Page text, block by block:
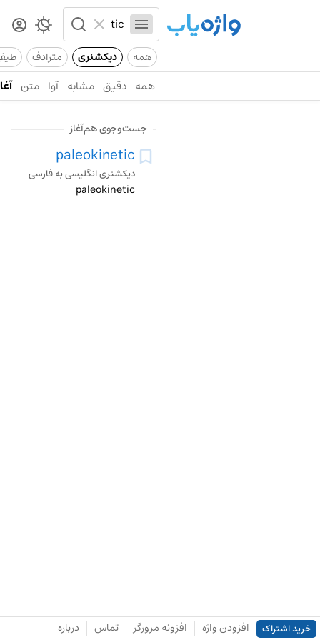
همه دیکشنری مترادف
همه دقیق مشابه آوا متن
جست‌وجوی هم‌آغاز
paleokinetic
دیکشنری انگلیسی به فارسی
paleokinetic
خرید اشتراک افزودن واژه افزونه مرورگر تماس درباره